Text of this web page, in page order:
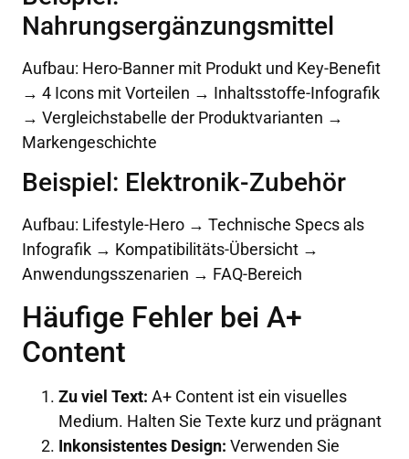
Nahrungsergänzungsmittel
Aufbau: Hero-Banner mit Produkt und Key-Benefit
→ 4 Icons mit Vorteilen → Inhaltsstoffe-Infografik
→ Vergleichstabelle der Produktvarianten →
Markengeschichte
Beispiel: Elektronik-Zubehör
Aufbau: Lifestyle-Hero → Technische Specs als
Infografik → Kompatibilitäts-Übersicht →
Anwendungsszenarien → FAQ-Bereich
Häufige Fehler bei A+
Content
Zu viel Text: A+ Content ist ein visuelles
Medium. Halten Sie Texte kurz und prägnant
Inkonsistentes Design: Verwenden Sie